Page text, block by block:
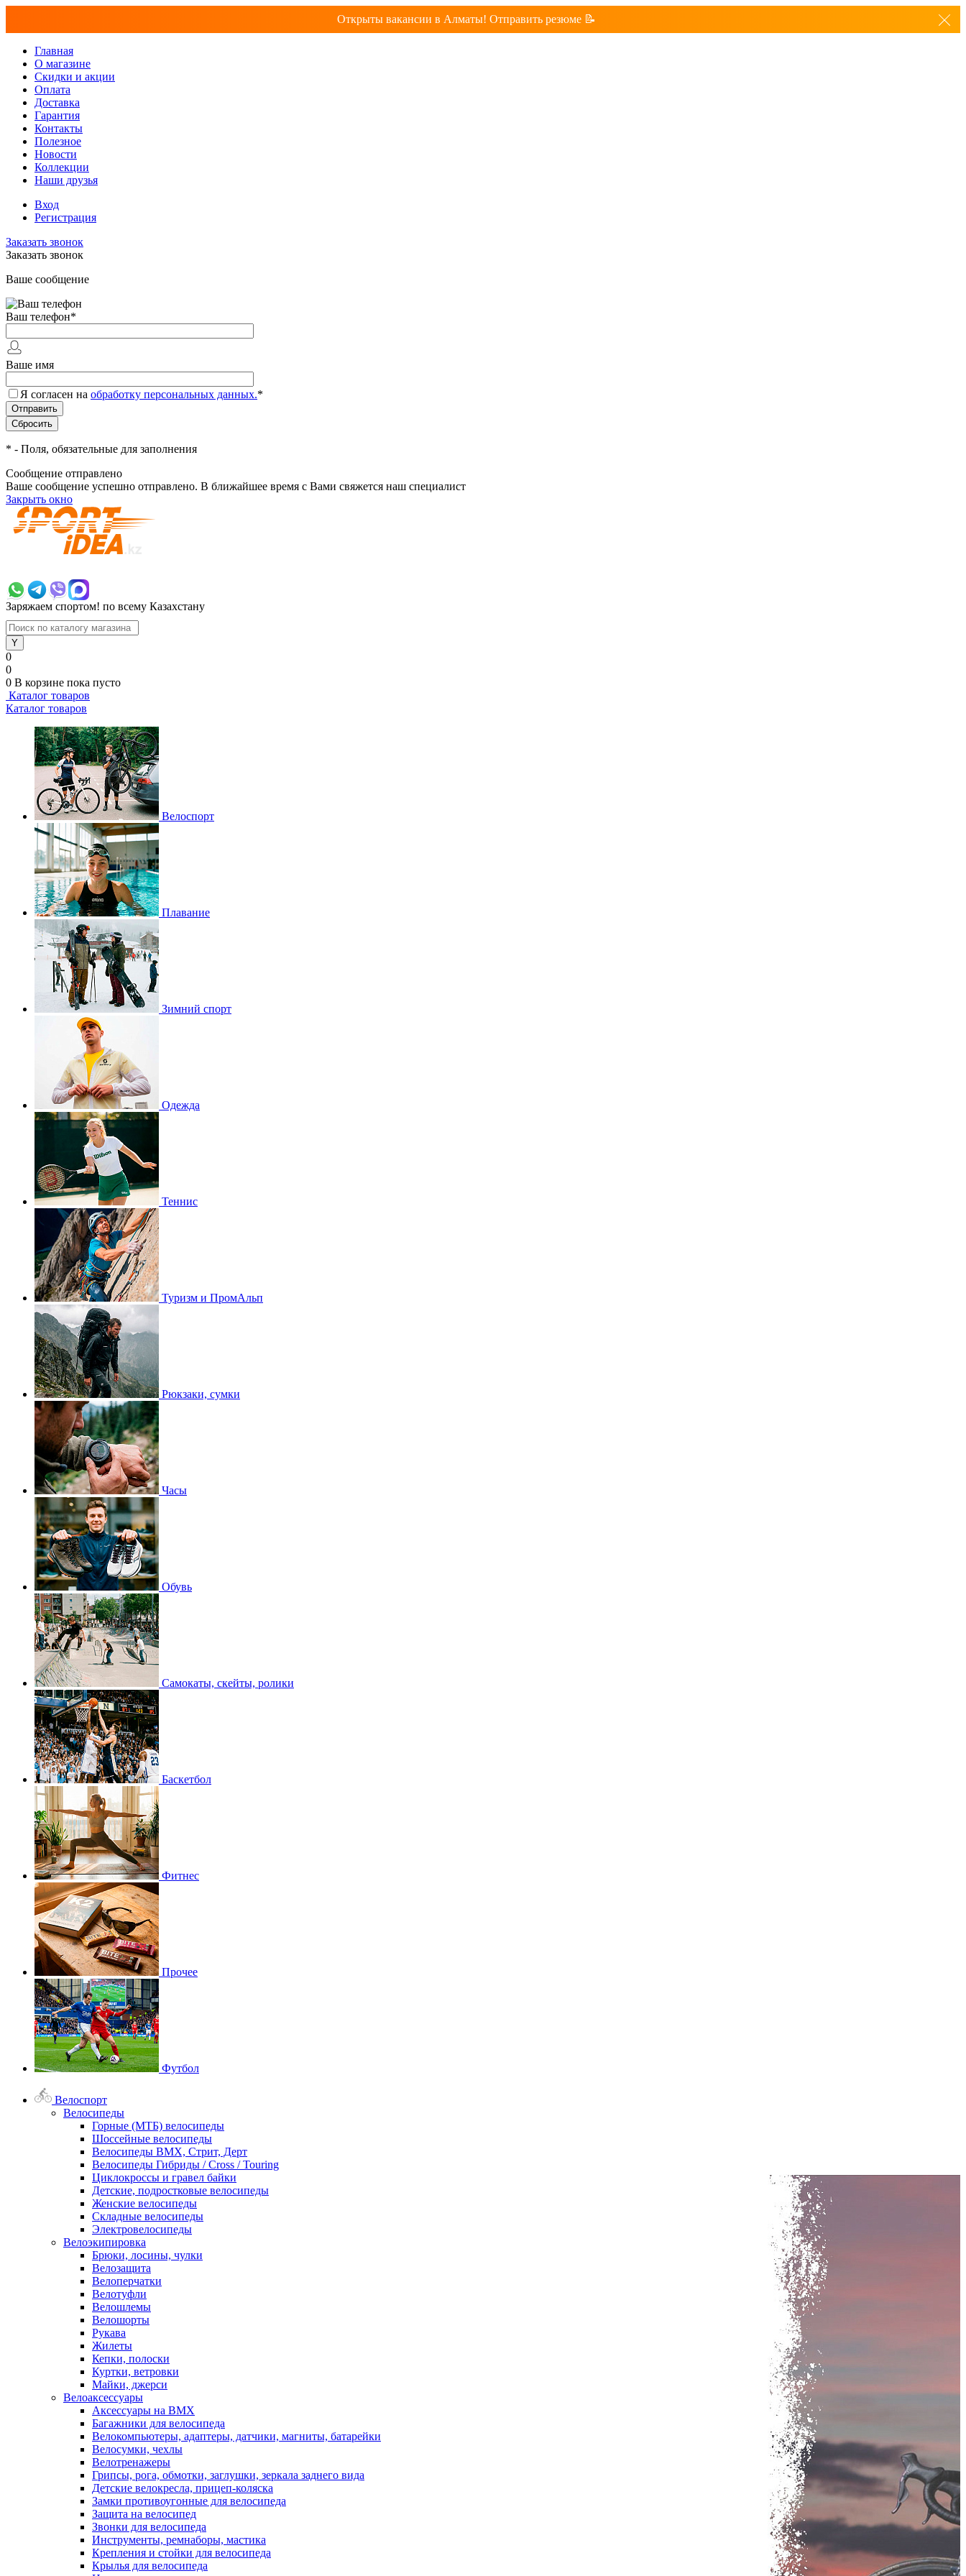
Открыты вакансии в Алматы! Отправить резюме 📝
Главная
О магазине
Скидки и акции
Оплата
Доставка
Гарантия
Контакты
Полезное
Новости
Коллекции
Наши друзья
Вход
Регистрация
Заказать звонок
Заказать звонок
Ваше сообщение
Ваш телефон*
Ваше имя
Я согласен на обработку персональных данных.*
* - Поля, обязательные для заполнения
Сообщение отправлено
Ваше сообщение успешно отправлено. В ближайшее время с Вами свяжется наш специалист
Закрыть окно
Заряжаем спортом! по всему Казахстану
0
0
0 В корзине пока пусто
Каталог товаров
Каталог товаров
Велоспорт
Плавание
Зимний спорт
Одежда
Теннис
Туризм и ПромАльп
Рюкзаки, сумки
Часы
Обувь
Самокаты, скейты, ролики
Баскетбол
Фитнес
Прочее
Футбол
Велоспорт
Велосипеды
Горные (МТБ) велосипеды
Шоссейные велосипеды
Велосипеды BMX, Стрит, Дерт
Велосипеды Гибриды / Cross / Touring
Циклокроссы и гравел байки
Детские, подростковые велосипеды
Женские велосипеды
Складные велосипеды
Электровелосипеды
Велоэкипировка
Брюки, лосины, чулки
Велозащита
Велоперчатки
Велотуфли
Велошлемы
Велошорты
Рукава
Жилеты
Кепки, полоски
Куртки, ветровки
Майки, джерси
Велоаксессуары
Аксессуары на BMX
Багажники для велосипеда
Велокомпьютеры, адаптеры, датчики, магниты, батарейки
Велосумки, чехлы
Велотренажеры
Грипсы, рога, обмотки, заглушки, зеркала заднего вида
Детские велокресла, прицеп-коляска
Замки противоугонные для велосипеда
Защита на велосипед
Звонки для велосипеда
Инструменты, ремнаборы, мастика
Крепления и стойки для велосипеда
Крылья для велосипеда